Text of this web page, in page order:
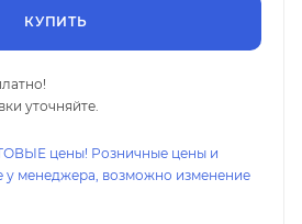
КУПИТЬ
уточняйте.
цены! Розничные цены и
у менеджера, возможно изменение